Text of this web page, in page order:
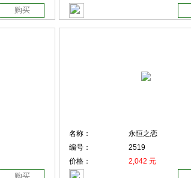
购买
购买
名称：
永恒之恋
编号：
2519
价格：
2,042 元